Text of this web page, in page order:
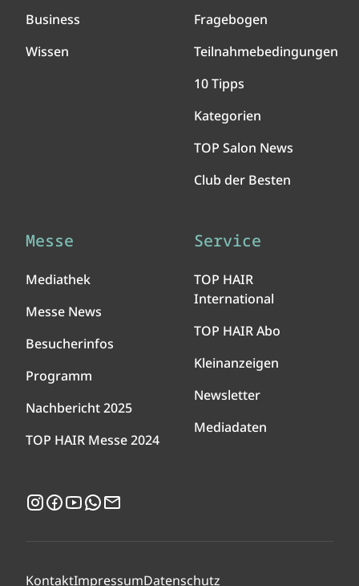
Business
Wissen
Fragebogen
Teilnahmebedingungen
10 Tipps
Kategorien
TOP Salon News
Club der Besten
Messe
Mediathek
Messe News
Besucherinfos
Programm
Nachbericht 2025
TOP HAIR Messe 2024
Service
TOP HAIR
International
TOP HAIR Abo
Kleinanzeigen
Newsletter
Mediadaten
Instagram
Facebook
YouTubeWhatsApp
KontaktImpressumDatenschutz